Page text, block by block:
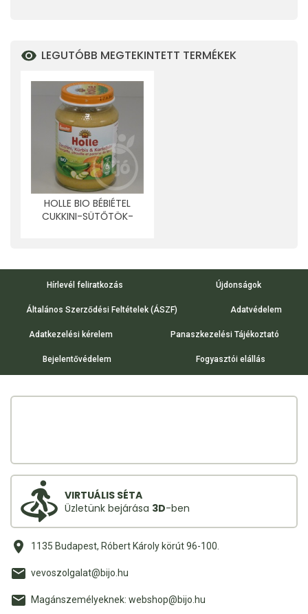
LEGUTÓBB MEGTEKINTETT TERMÉKEK
HOLLE BIO BÉBIÉTEL
CUKKINI-SÜTŐTÖK-
Hírlevél feliratkozás Újdonságok
Általános Szerződési Feltételek (ÁSZF) Adatvédelem
Adatkezelési kérelem Panaszkezelési Tájékoztató
Bejelentővédelem Fogyasztói elállás
VIRTUÁLIS SÉTA
Üzletünk bejárása 3D-ben
1135 Budapest, Róbert Károly körút 96-100.
vevoszolgalat@bijo.hu
Magánszemélyeknek: webshop@bijo.hu